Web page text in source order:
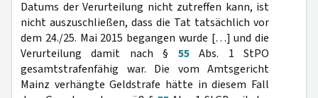
Datums der Verurteilung nicht zutreffen kann, ist
nicht auszuschließen, dass die Tat tatsächlich vor
dem 24./25. Mai 2015 begangen wurde […] und die
Verurteilung damit nach § 55Abs. 1 StPO
gesamtstrafenfähig war. Die vom Amtsgericht
Mainz verhängte Geldstrafe hätte in diesem Fall